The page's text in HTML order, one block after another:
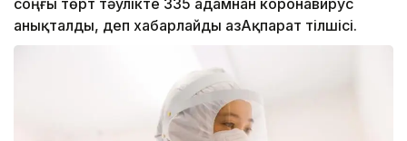
соңғы төрт тәулікте 335 адамнан коронавирус
анықталды, деп хабарлайды ҚазАқпарат тілшісі.